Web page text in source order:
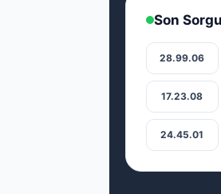
Son
28.99.06
17.23.08
24.45.01